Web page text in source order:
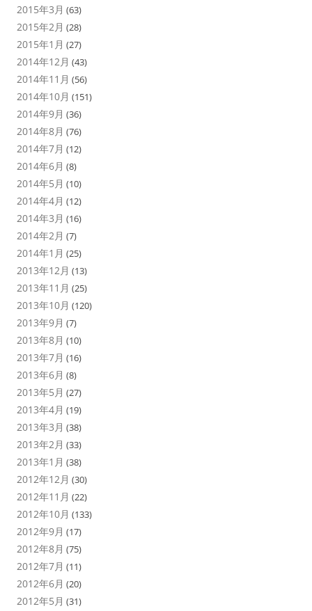
2015年3月 (63)
2015年2月 (28)
2015年1月 (27)
2014年12月 (43)
2014年11月 (56)
2014年10月 (151)
2014年9月 (36)
2014年8月 (76)
2014年7月 (12)
2014年6月 (8)
2014年5月 (10)
2014年4月 (12)
2014年3月 (16)
2014年2月 (7)
2014年1月 (25)
2013年12月 (13)
2013年11月 (25)
2013年10月 (120)
2013年9月 (7)
2013年8月 (10)
2013年7月 (16)
2013年6月 (8)
2013年5月 (27)
2013年4月 (19)
2013年3月 (38)
2013年2月 (33)
2013年1月 (38)
2012年12月 (30)
2012年11月 (22)
2012年10月 (133)
2012年9月 (17)
2012年8月 (75)
2012年7月 (11)
2012年6月 (20)
2012年5月 (31)